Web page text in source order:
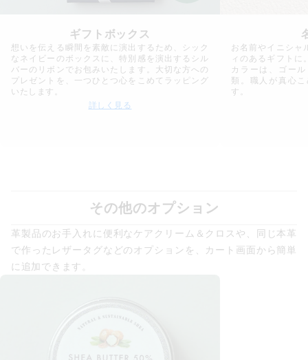
ギフトボックス
想いを伝える瞬間を素敵に演出するため、シック
なネイビーのボックスに、特別感を演出するシル
バーのリボンでお包みいたします。大切な方への
プレゼントを、一つひとつ心をこめてラッピング
いたします。
詳しく見る
お名前やイニシャ
ィのあるギフトに
カラーは、ゴー
類。職人が真心
す。
その他のオプション
革製品のお手入れに便利なケアクリーム＆クロスや、同じ本革
で作ったレザータグなどのオプションを、カート画面から簡単
に追加できます。